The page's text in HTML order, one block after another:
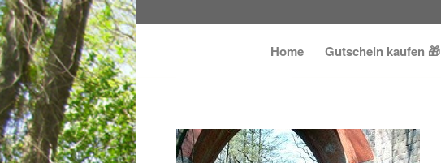
Home Gutschein kaufen 🎁